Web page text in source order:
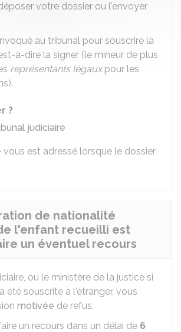
votre dossier ou l'envoyer
au tribunal pour souscrire la
à-dire la signer (le mineur de plus
représentants légauxpour les
?
judiciaire
vous est adressé lorsque le dossier
de nationalité
l'enfant recueilli est
un éventuel recours
ou le ministère de la justice si
été souscrite à l'étranger, vous
motivée de refus.
un recours dans un délai de 6